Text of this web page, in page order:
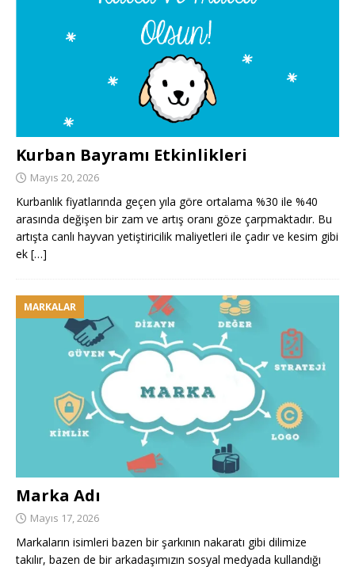
Kurban Bayramı Etkinlikleri
Mayıs 20, 2026
Kurbanlık fiyatlarında geçen yıla göre ortalama %30 ile %40
arasında değişen bir zam ve artış oranı göze çarpmaktadır. Bu
artışta canlı hayvan yetiştiricilik maliyetleri ile çadır ve kesim gibi
ek […]
MARKALAR
Marka Adı
Mayıs 17, 2026
Markaların isimleri bazen bir şarkının nakaratı gibi dilimize
takılır, bazen de bir arkadaşımızın sosyal medyada kullandığı